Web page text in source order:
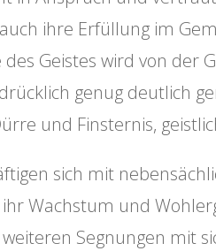
ihre Erfüllung im
Geistes wird von der
genug deutlich
und Finsternis,
sich mit
Wachstum und
Segnungen mit